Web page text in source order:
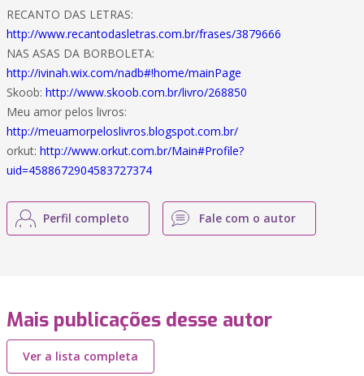
RECANTO DAS LETRAS:
http://www.recantodasletras.com.br/frases/3879666
NAS ASAS DA BORBOLETA:
http://ivinah.wix.com/nadb#!home/mainPage
Skoob: http://www.skoob.com.br/livro/268850
Meu amor pelos livros:
http://meuamorpeloslivros.blogspot.com.br/
orkut: http://www.orkut.com.br/Main#Profile?
uid=4588672904583727374
Perfil completo Fale com o autor
Mais publicações desse autor
Ver a lista completa